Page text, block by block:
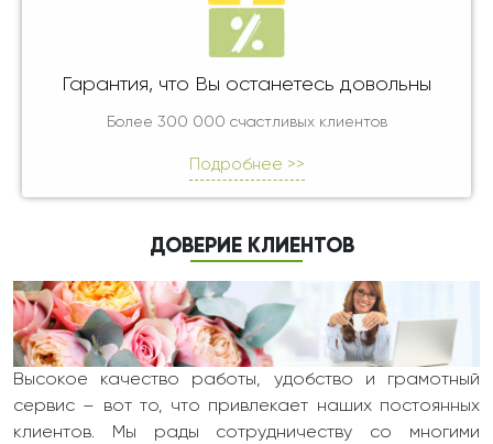
Гарантия, что Вы останетесь довольны
Более 300 000 счастливых клиентов
Подробнее >>
ДОВЕРИЕ КЛИЕНТОВ
Высокое качество работы, удобство и грамотный
сервис – вот то, что привлекает наших постоянных
клиентов. Мы рады сотрудничеству со многими